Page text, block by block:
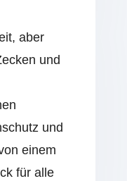
aber
und
und
einem
für alle